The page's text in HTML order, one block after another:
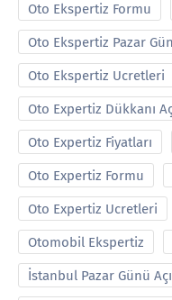
Oto Ekspertiz Formu
Oto Ekspertiz Pazar
Oto Ekspertiz Ucretleri
Oto Expertiz Dükkanı
Oto Expertiz Fiyatları
Oto Expertiz Formu
Oto Expertiz Ucretleri
Otomobil Ekspertiz
İstanbul Pazar Günü